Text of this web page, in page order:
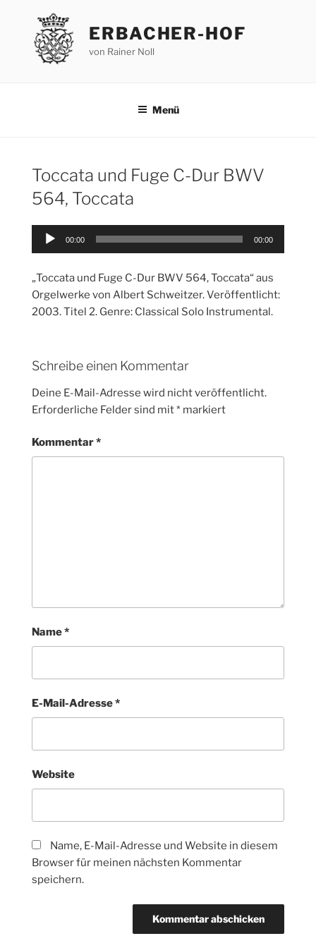
springen
ERBACHER-HOF
von Rainer Noll
Menü
Toccata und Fuge C-Dur BWV
564, Toccata
Audio-
00:00 00:00
„Toccata und Fuge C-Dur BWV 564, Toccata“ aus
Orgelwerke von Albert Schweitzer. Veröffentlicht:
2003. Titel 2. Genre: Classical Solo Instrumental.
Schreibe einen Kommentar
Deine E-Mail-Adresse wird nicht veröffentlicht.
Erforderliche Felder sind mit* markiert
Kommentar*
Name*
E-Mail-Adresse*
Website
Name, E-Mail-Adresse und Website in diesem
Browser für meinen nächsten Kommentar
speichern.